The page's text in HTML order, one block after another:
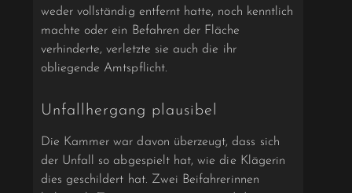
weder vollständig entfernt hatte, noch kenntlich
machte oder ein Befahren der Fläche
verhinderte, verletzte sie auch die ihr
obliegende Amtspflicht.
Unfallhergang plausibel
Die Kammer war davon überzeugt, dass sich
der Unfall so abgespielt hat, wie die Klägerin
dies geschildert hat. Zwei Beifahrerinnen